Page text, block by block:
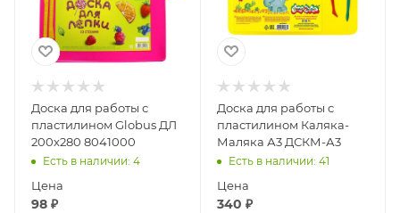
Доска для работы с
пластилином Globus ДЛ
200х280 8041000
Есть в наличии: 4
Цена
98 ₽
Доска для работы с
пластилином Каляка-
Маляка А3 ДСКМ-А3
Есть в наличии: 41
Цена
340 ₽